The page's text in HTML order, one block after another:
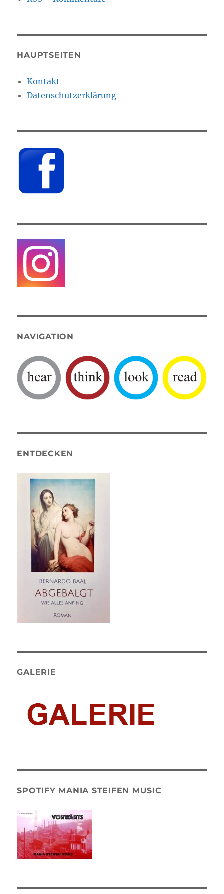
HAUPTSEITEN
Kontakt
Datenschutzerklärung
NAVIGATION
ENTDECKEN
GALERIE
SPOTIFY MANIA STEIFEN MUSIC